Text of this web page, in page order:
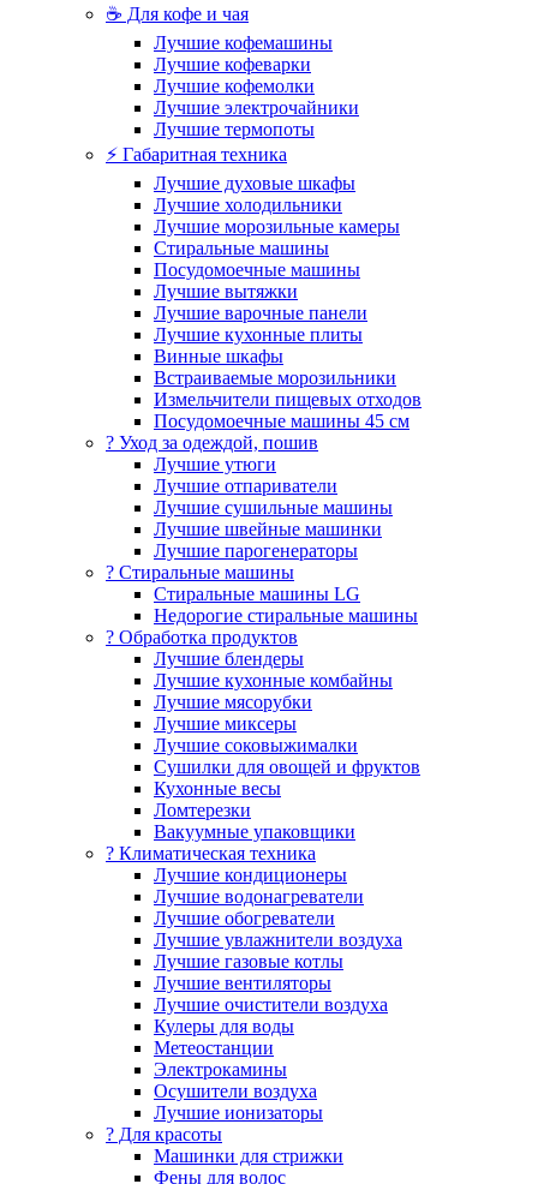
☕ Для кофе и чая
Лучшие кофемашины
Лучшие кофеварки
Лучшие кофемолки
Лучшие электрочайники
Лучшие термопоты
⚡ Габаритная техника
Лучшие духовые шкафы
Лучшие холодильники
Лучшие морозильные камеры
Стиральные машины
Посудомоечные машины
Лучшие вытяжки
Лучшие варочные панели
Лучшие кухонные плиты
Винные шкафы
Встраиваемые морозильники
Измельчители пищевых отходов
Посудомоечные машины 45 см
? Уход за одеждой, пошив
Лучшие утюги
Лучшие отпариватели
Лучшие сушильные машины
Лучшие швейные машинки
Лучшие парогенераторы
? Стиральные машины
Стиральные машины LG
Недорогие стиральные машины
? Обработка продуктов
Лучшие блендеры
Лучшие кухонные комбайны
Лучшие мясорубки
Лучшие миксеры
Лучшие соковыжималки
Сушилки для овощей и фруктов
Кухонные весы
Ломтерезки
Вакуумные упаковщики
?️ Климатическая техника
Лучшие кондиционеры
Лучшие водонагреватели
Лучшие обогреватели
Лучшие увлажнители воздуха
Лучшие газовые котлы
Лучшие вентиляторы
Лучшие очистители воздуха
Кулеры для воды
Метеостанции
Электрокамины
Осушители воздуха
Лучшие ионизаторы
? Для красоты
Машинки для стрижки
Фены для волос